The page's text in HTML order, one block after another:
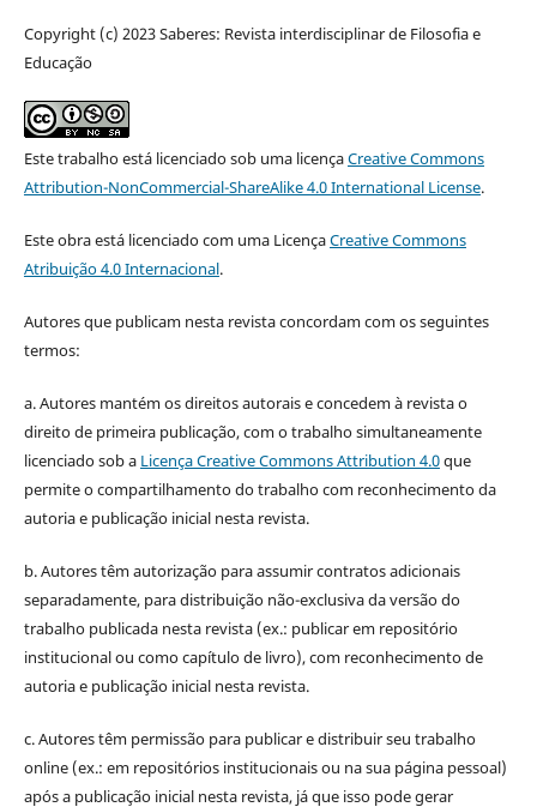
Copyright (c) 2023 Saberes: Revista interdisciplinar de Filosofia e
Educação
Este trabalho está licenciado sob uma licençaCreative Commons
Attribution-NonCommercial-ShareAlike 4.0 International License.
Este obra está licenciado com uma LicençaCreative Commons
Atribuição 4.0 Internacional.
Autores que publicam nesta revista concordam com os seguintes
termos:
a. Autores mantém os direitos autorais e concedem à revista o
direito de primeira publicação, com o trabalho simultaneamente
licenciado sob a Licença Creative Commons Attribution 4.0que
permite o compartilhamento do trabalho com reconhecimento da
autoria e publicação inicial nesta revista.
b. Autores têm autorização para assumir contratos adicionais
separadamente, para distribuição não-exclusiva da versão do
trabalho publicada nesta revista (ex.: publicar em repositório
institucional ou como capítulo de livro), com reconhecimento de
autoria e publicação inicial nesta revista.
c. Autores têm permissão para publicar e distribuir seu trabalho
online (ex.: em repositórios institucionais ou na sua página pessoal)
após a publicação inicial nesta revista, já que isso pode gerar